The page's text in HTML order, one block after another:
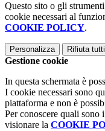
Questo sito o gli
cookie necessari al
COOKIE POLICY.
Personalizza Rifiuta tutti
Gestione cookie
In questa schermata è
I cookie necessari sono
piattaforma e non è
Per conoscere quali sono
visionare la COOKIE